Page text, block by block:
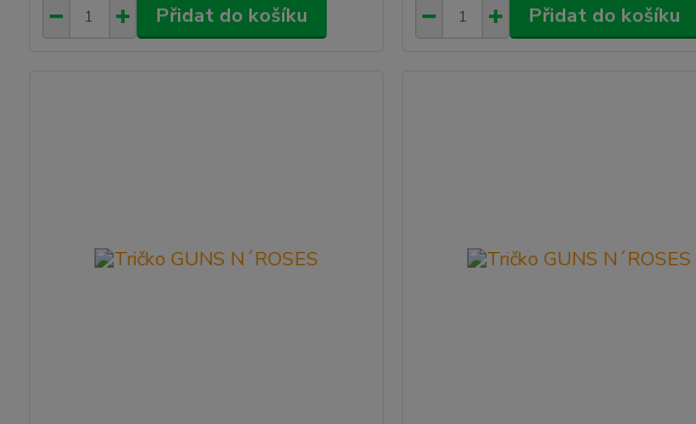
Přidat do košíku Přidat do košíku